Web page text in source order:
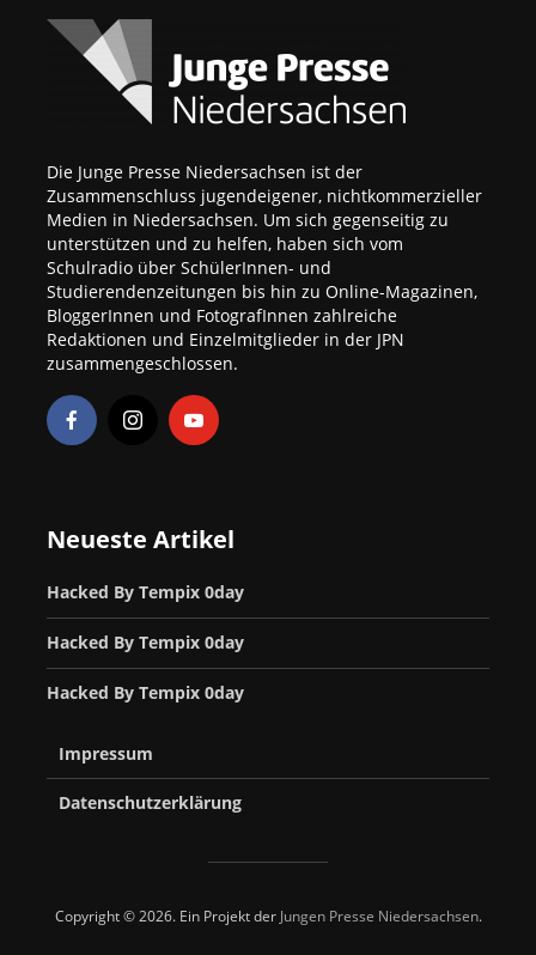
Die Junge Presse Niedersachsen ist der
Zusammenschluss jugendeigener, nichtkommerzieller
Medien in Niedersachsen. Um sich gegenseitig zu
unterstützen und zu helfen, haben sich vom
Schulradio über SchülerInnen- und
Studierendenzeitungen bis hin zu Online-Magazinen,
BloggerInnen und FotografInnen zahlreiche
Redaktionen und Einzelmitglieder in der JPN
zusammengeschlossen.
Neueste Artikel
Hacked By Tempix 0day
Hacked By Tempix 0day
Hacked By Tempix 0day
Impressum
Datenschutzerklärung
Copyright © 2026. Ein Projekt der Jungen Presse Niedersachsen.